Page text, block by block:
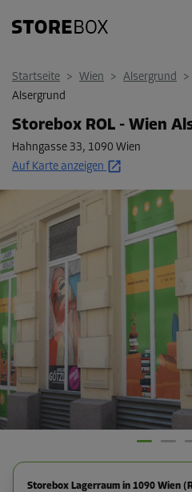
Startseite > Wien > Alsergrund >
Alsergrund
Storebox ROL - Wien
Hahngasse 33, 1090 Wien
Auf Karte anzeigen
Storebox Lagerraum in 1090 Wien